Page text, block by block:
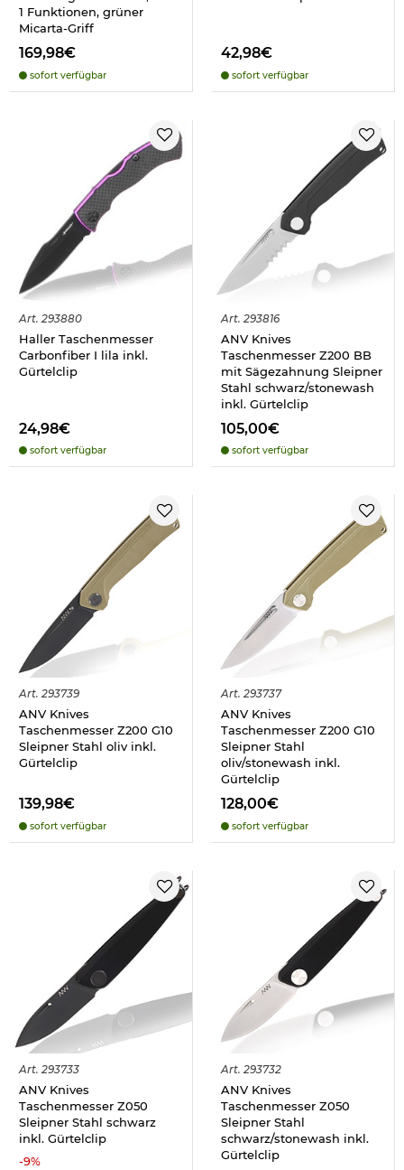
1 Funktionen, grüner
Micarta-Griff
169,98€
sofort verfügbar
42,98€
sofort verfügbar
Art. 293880
Haller Taschenmesser
Carbonfiber I lila inkl.
Gürtelclip
24,98€
sofort verfügbar
Art. 293816
ANV Knives
Taschenmesser Z200 BB
mit Sägezahnung Sleipner
Stahl schwarz/stonewash
inkl. Gürtelclip
105,00€
sofort verfügbar
Art. 293739
ANV Knives
Taschenmesser Z200 G10
Sleipner Stahl oliv inkl.
Gürtelclip
139,98€
sofort verfügbar
Art. 293737
ANV Knives
Taschenmesser Z200 G10
Sleipner Stahl
oliv/stonewash inkl.
Gürtelclip
128,00€
sofort verfügbar
Art. 293733
ANV Knives
Taschenmesser Z050
Sleipner Stahl schwarz
inkl. Gürtelclip
-9%
Art. 293732
ANV Knives
Taschenmesser Z050
Sleipner Stahl
schwarz/stonewash inkl.
Gürtelclip